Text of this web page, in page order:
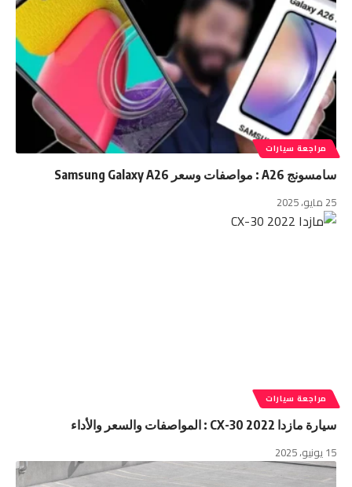
مراجعة سيارات
سامسونج A26 : مواصفات وسعر Samsung Galaxy A26
25 مايو، 2025
مراجعة سيارات
سيارة مازدا CX-30 2022 : المواصفات والسعر والأداء
15 يونيو، 2025